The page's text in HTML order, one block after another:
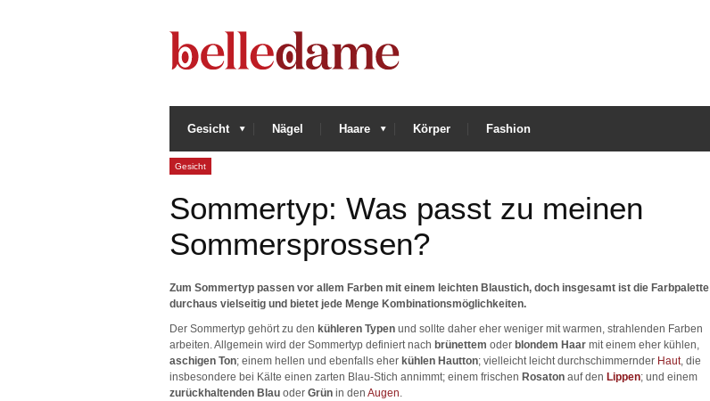
Gesicht Nägel Haare Körper Fashion
Gesicht
Sommertyp: Was passt zu meinen
Sommersprossen?
Zum Sommertyp passen vor allem Farben mit einem leichten Blaustich, doch insgesamt ist die Farbpalette
durchaus vielseitig und bietet jede Menge Kombinationsmöglichkeiten.
Der Sommertyp gehört zu den kühleren Typen und sollte daher eher weniger mit warmen, strahlenden Farben
arbeiten. Allgemein wird der Sommertyp definiert nach brünettem oder blondem Haar mit einem eher kühlen,
aschigen Ton; einem hellen und ebenfalls eher kühlen Hautton; vielleicht leicht durchschimmernder Haut, die
insbesondere bei Kälte einen zarten Blau-Stich annimmt; einem frischen Rosaton auf den Lippen; und einem
zurückhaltenden Blau oder Grün in den Augen.